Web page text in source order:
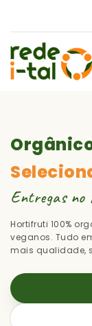
Entregas no
Hortifruti 100%
veganos. Tudo
mais qualidade,